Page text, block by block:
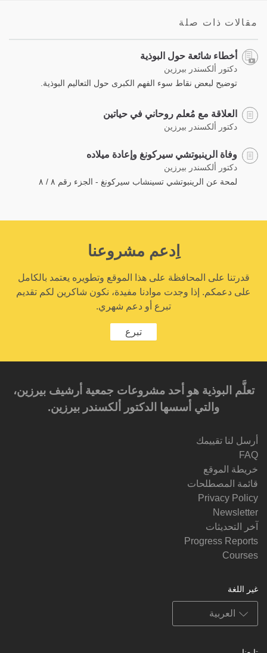
مقالات ذات صلة
أخطاء شائعة حول البوذية
دكتور ألكسندر بيرزين
توضيح لبعض نقاط سوء الفهم الكبرى حول التعاليم البوذية.
العلاقة مع مُعلم روحاني في حياتين
دكتور ألكسندر بيرزين
وفاة الرينبوتشي سيركونغ وإعادة ميلاده
دكتور ألكسندر بيرزين
لمحة عن الرينبوتشي تسينشاب سيركونغ - الجزء رقم ٨ / ٨
اِدعم مشروعنا
قدرتنا على المحافظة على هذا الموقع وتطويره يعتمد بالكامل
على دعمكم. إذا وجدت موادنا مفيدة، نكون شاكرين لكم تقديم
تبرع أو دعم شهري.
تبرع
تعلَّم البوذية هو أحد مشروعات جمعية أرشيف بيرزين،
والتي أسسها الدكتور ألكسندر بيرزين.‎‎
أرسل لنا تقييمك
FAQ
خريطة الموقع
قائمة المصطلحات
Privacy Policy
Newsletter
آخر التحديثات
Progress Reports
Courses
غير اللغة